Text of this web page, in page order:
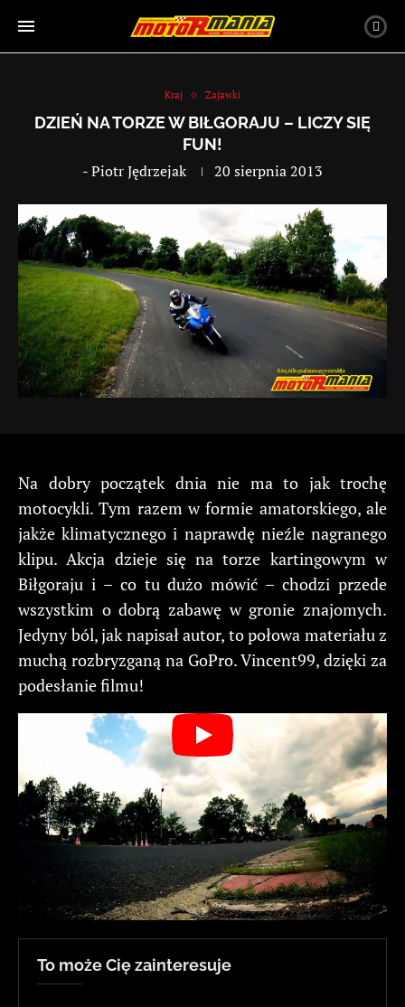
Kraj Zajawki
DZIEŃ NA TORZE W BIŁGORAJU – LICZY SIĘ
FUN!
-Piotr Jędrzejak 20 sierpnia 2013
Na dobry początek dnia nie ma to jak trochę
motocykli. Tym razem w formie amatorskiego, ale
jakże klimatycznego i naprawdę nieźle nagranego
klipu. Akcja dzieje się na torze kartingowym w
Biłgoraju i – co tu dużo mówić – chodzi przede
wszystkim o dobrą zabawę w gronie znajomych.
Jedyny ból, jak napisał autor, to połowa materiału z
muchą rozbryzganą na GoPro. Vincent99, dzięki za
podesłanie filmu!
To może Cię zainteresuje